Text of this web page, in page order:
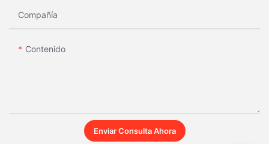
Compañía
Contenido
Enviar Consulta Ahora